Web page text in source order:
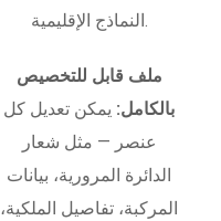
النماذج الإقليمية.
ملف قابل للتخصيص
بالكامل: يمكن تعديل كل
عنصر — مثل شعار
الدائرة المرورية، بيانات
المركبة، تفاصيل الملكية،